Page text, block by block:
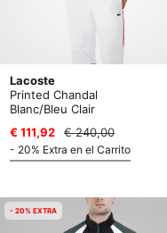
Lacoste
Printed Chandal
Blanc/Bleu Clair
€ 111,92
€ 240,00
- 20% Extra en el Carrito
- 20% EXTRA